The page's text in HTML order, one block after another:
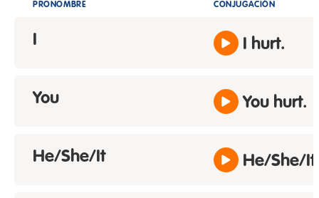
PRONOMBRE CONJUGACIÓN
I I hurt.
You You hurt.
He/She/It He/She/It